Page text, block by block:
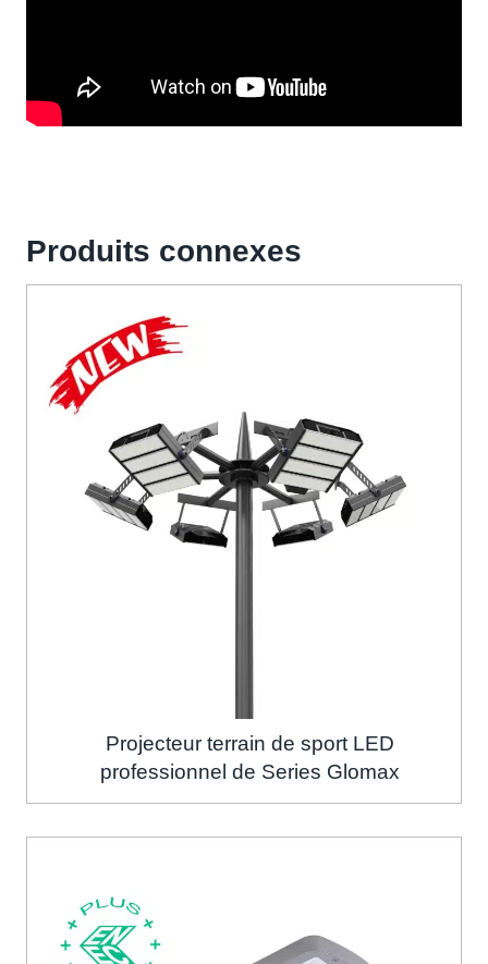
Produits connexes
Projecteur terrain de sport LED
professionnel de Series Glomax